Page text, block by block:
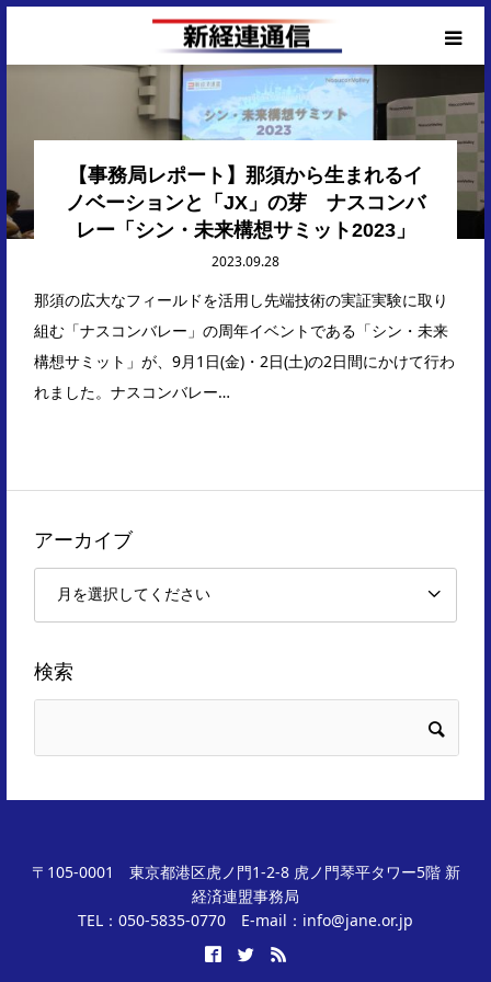
【事務局レポート】那須から生まれるイ
ノベーションと「JX」の芽 ナスコンバ
レー「シン・未来構想サミット2023」
2023.09.28
那須の広大なフィールドを活用し先端技術の実証実験に取り
組む「ナスコンバレー」の周年イベントである「シン・未来
構想サミット」が、9月1日(金)・2日(土)の2日間にかけて行わ
れました。ナスコンバレー…
アーカイブ
検索
〒105-0001 東京都港区虎ノ門1-2-8 虎ノ門琴平タワー5階 新
経済連盟事務局
TEL：050-5835-0770 E-mail：info@jane.or.jp
Corporate Top